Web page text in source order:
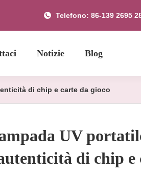
Telefono: 86-139 2695
Notizie Blog
di chip e carte da gioco
UV
di chip e